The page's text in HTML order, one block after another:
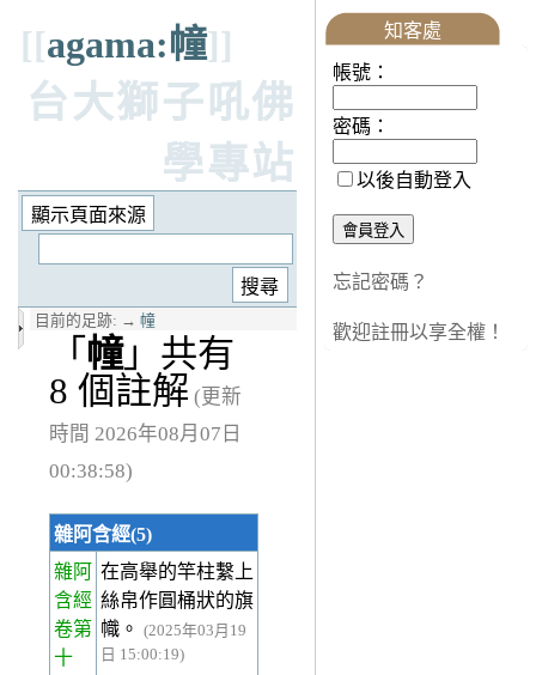
[[agama:幢]]
台大獅子吼佛
學專站
目前的足跡: → 幢
「 幢」共有
8 個註解 (更新
時間 2026年08月07日
00:38:58)
雜阿含經(5)
雜阿
含經
卷第
十
在高舉的竿柱繫上
絲帛作圓桶狀的旗
幟。
(2025年03月19
日 15:00:19)
知客處
帳號：
密碼：
以後自動登入
忘記密碼？
歡迎註冊以享全權！